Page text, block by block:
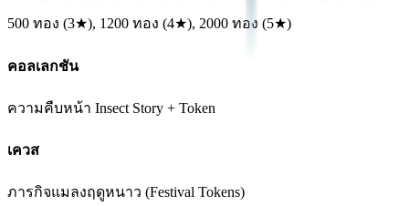
500 ทอง (3★), 1200 ทอง (4★), 2000 ทอง (5★)
คอลเลกชัน
ความคืบหน้า Insect Story + Token
เควส
ภารกิจแมลงฤดูหนาว (Festival Tokens)